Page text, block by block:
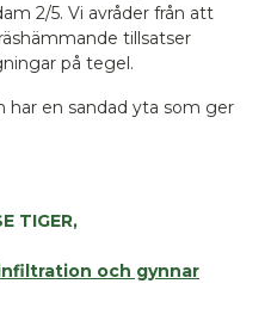
2/5. Vi avråder från att
tillsatser
på tegel.
har en sandad yta som ger
TIGER,
och gynnar